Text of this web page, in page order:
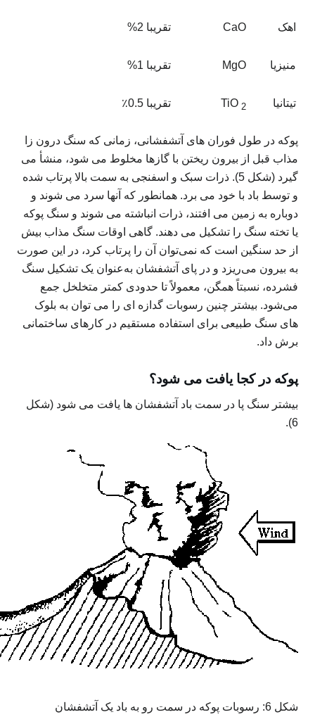
اهک CaO تقریبا 2%
منیزیا MgO تقریبا 1%
تیتانیا TiO 2 تقریبا 0.5٪
پوکه در طول فوران های آتشفشانی، زمانی که سنگ درون زا
مذاب قبل از بیرون ریختن با گازها مخلوط می شود، منشأ می
گیرد (شکل 5). ذرات سبک و اسفنجی به سمت بالا پرتاب شده
و توسط باد با خود می برد. همانطور که آنها سرد می شوند و
دوباره به زمین می افتند، ذرات انباشته می شوند و سنگ پوکه
یا تخته سنگ را تشکیل می دهند. گاهی اوقات سنگ مذاب بیش
از حد سنگین است که نمی‌توان آن را پرتاب کرد، در این صورت
به بیرون می‌ریزد و در پای آتشفشان به‌عنوان یک تشکیل سنگ
فشرده، نسبتاً همگن، معمولاً تا حدودی کمتر متخلخل جمع
می‌شود. بیشتر چنین رسوبات گدازه ای را می توان به بلوک
های سنگ طبیعی برای استفاده مستقیم در کارهای ساختمانی
برش داد.
پوکه در کجا یافت می شود؟
بیشتر سنگ پا در سمت باد آتشفشان ها یافت می شود (شکل
6).
شکل 6: رسوبات پوکه در سمت رو به باد یک آتشفشان